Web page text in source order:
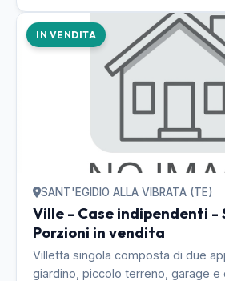
IN VENDITA
SANT'EGIDIO ALLA VIBRATA (TE)
Ville - Case indipendenti -
Porzioni in vendita
Villetta singola composta di due
giardino, piccolo terreno, garage e